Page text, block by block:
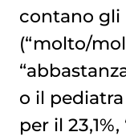
contano gli
(“molto/
o il
per il